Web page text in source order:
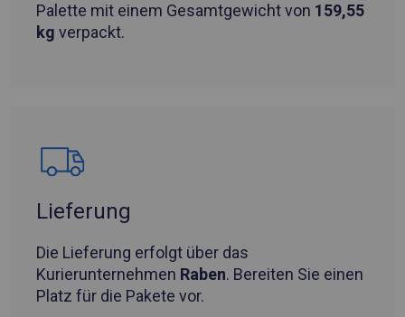
Palette mit einem Gesamtgewicht von 159,55
kg verpackt.
Lieferung
Die Lieferung erfolgt über das
Kurierunternehmen Raben. Bereiten Sie einen
Platz für die Pakete vor.